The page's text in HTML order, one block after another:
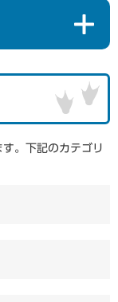
。下記のカテゴリ